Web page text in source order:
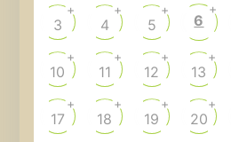
3
+
4
+
5
+
6
+
10
+
11
+
12
+
13
+
17
+
18
+
19
+
20
+